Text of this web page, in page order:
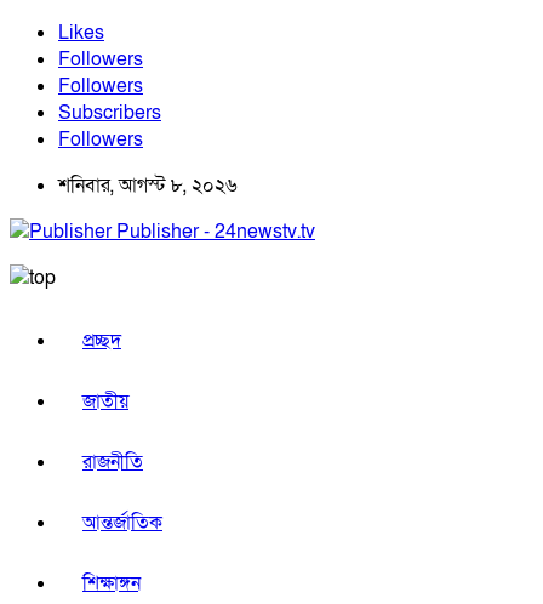
Likes
Followers
Followers
Subscribers
Followers
শনিবার, আগস্ট ৮, ২০২৬
Publisher - 24newstv.tv
প্রচ্ছদ
জাতীয়
রাজনীতি
আন্তর্জাতিক
শিক্ষাঙ্গন